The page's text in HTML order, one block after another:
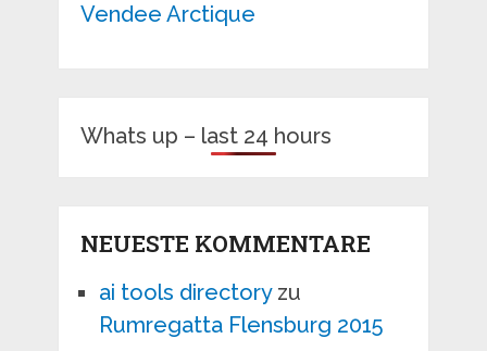
Vendee Arctique
Whats up – last 24 hours
NEUESTE KOMMENTARE
ai tools directoryzu
Rumregatta Flensburg 2015